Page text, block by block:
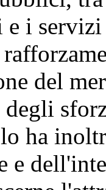
i
del
ha
e